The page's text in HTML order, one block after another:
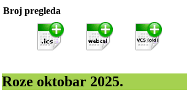
Broj pregleda
Roze oktobar 2025.